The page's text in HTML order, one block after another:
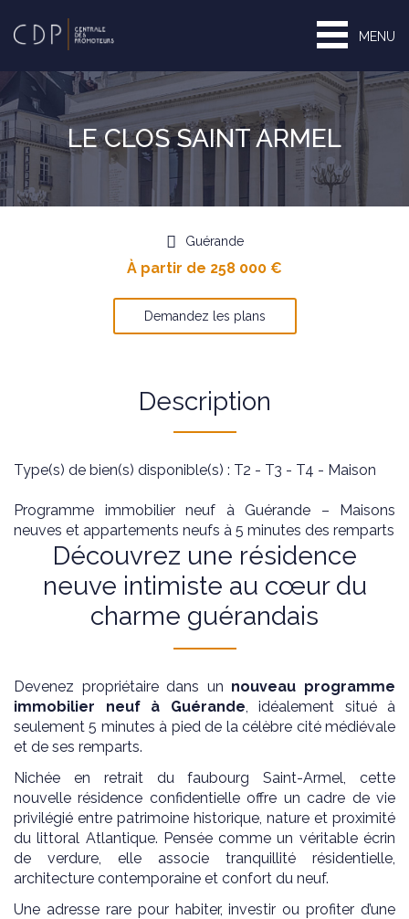
MENU
LE CLOS SAINT ARMEL
Guérande
À partir de 258 000 €
Demandez les plans
Description
Type(s) de bien(s) disponible(s) : T2 - T3 - T4 - Maison
Programme immobilier neuf à Guérande – Maisons
neuves et appartements neufs à 5 minutes des remparts
Découvrez une résidence
neuve intimiste au cœur du
charme guérandais
Devenez propriétaire dans un nouveau programme
immobilier neuf à Guérande , idéalement situé à
seulement 5 minutes à pied de la célèbre cité médiévale
et de ses remparts.
Nichée en retrait du faubourg Saint-Armel, cette
nouvelle résidence confidentielle offre un cadre de vie
privilégié entre patrimoine historique, nature et proximité
du littoral Atlantique. Pensée comme un véritable écrin
de verdure, elle associe tranquillité résidentielle,
architecture contemporaine et confort du neuf.
Une adresse rare pour habiter, investir ou profiter d’une